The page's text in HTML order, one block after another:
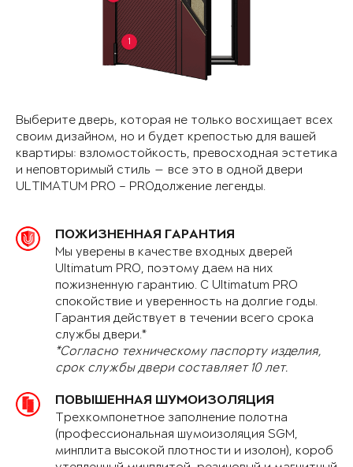
1
Выберите дверь, которая не только восхищает всех
своим дизайном, но и будет крепостью для вашей
квартиры: взломостойкость, превосходная эстетика
и неповторимый стиль — все это в одной двери
ULTIMATUM PRO – PROдолжение легенды.
ПОЖИЗНЕННАЯ ГАРАНТИЯ
Мы уверены в качестве входных дверей
Ultimatum PRO, поэтому даем на них
пожизненную гарантию. С Ultimatum PRO
спокойствие и уверенность на долгие годы.
Гарантия действует в течении всего срока
службы двери.*
*Согласно техническому паспорту изделия,
срок службы двери составляет 10 лет.
ПОВЫШЕННАЯ ШУМОИЗОЛЯЦИЯ
Трехкомпонетное заполнение полотна
(профессиональная шумоизоляция SGM,
минплита высокой плотности и изолон), короб